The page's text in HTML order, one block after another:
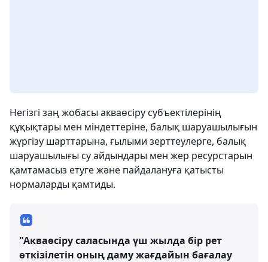
Негізгі заң жобасы акваөсіру субъектілерінің
құқықтары мен міндеттеріне, балық шаруашылығын
жүргізу шарттарына, ғылыми зерттеулерге, балық
шаруашылығы су айдындары мен жер ресурстарын
қамтамасыз етуге және пайдалануға қатысты
нормаларды қамтиды.
"Акваөсіру саласында үш жылда бір рет
өткізілетін оның даму жағдайын бағалау